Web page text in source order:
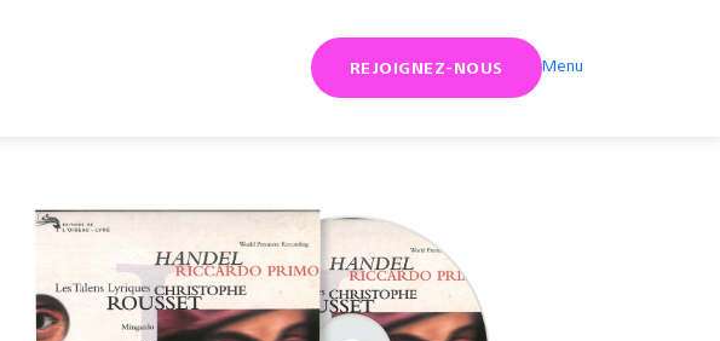
REJOIGNEZ-NOUS Menu